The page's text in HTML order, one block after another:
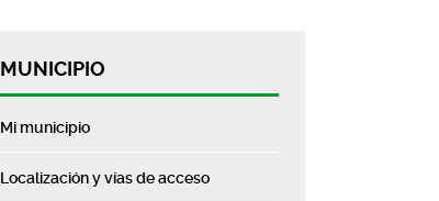
MUNICIPIO
Mi municipio
Localización y vías de acceso